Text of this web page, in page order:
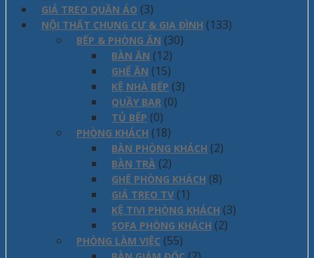
GIÁ TREO QUẦN ÁO (3)
NỘI THẤT CHUNG CƯ & GIA ĐÌNH (133)
BẾP & PHÒNG ĂN (30)
BÀN ĂN (12)
GHẾ ĂN (15)
KỆ NHÀ BẾP (3)
QUẦY BAR (0)
TỦ BẾP (0)
PHÒNG KHÁCH (18)
BÀN PHÒNG KHÁCH (2)
BÀN TRÀ (2)
GHẾ PHÒNG KHÁCH (8)
GIÁ TREO TV (1)
KỆ TIVI PHÒNG KHÁCH (3)
SOFA PHÒNG KHÁCH (2)
PHÒNG LÀM VIỆC (55)